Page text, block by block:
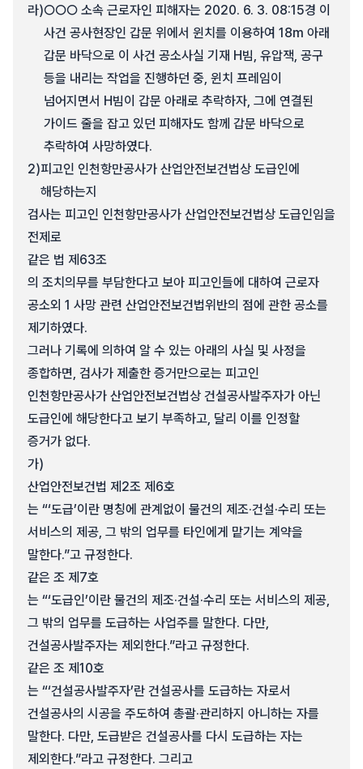
라)○○○ 소속 근로자인 피해자는 2020. 6. 3. 08:15경 이
사건 공사현장인 갑문 위에서 윈치를 이용하여 18m 아래
갑문 바닥으로 이 사건 공소사실 기재 H빔, 유압잭, 공구
등을 내리는 작업을 진행하던 중, 윈치 프레임이
넘어지면서 H빔이 갑문 아래로 추락하자, 그에 연결된
가이드 줄을 잡고 있던 피해자도 함께 갑문 바닥으로
추락하여 사망하였다.
2)피고인 인천항만공사가 산업안전보건법상 도급인에
해당하는지
검사는 피고인 인천항만공사가 산업안전보건법상 도급인임을
전제로
같은 법 제63조
의 조치의무를 부담한다고 보아 피고인들에 대하여 근로자
공소외 1 사망 관련 산업안전보건법위반의 점에 관한 공소를
제기하였다.
그러나 기록에 의하여 알 수 있는 아래의 사실 및 사정을
종합하면, 검사가 제출한 증거만으로는 피고인
인천항만공사가 산업안전보건법상 건설공사발주자가 아닌
도급인에 해당한다고 보기 부족하고, 달리 이를 인정할
증거가 없다.
가)
산업안전보건법 제2조 제6호
는 “‘도급’이란 명칭에 관계없이 물건의 제조·건설·수리 또는
서비스의 제공, 그 밖의 업무를 타인에게 맡기는 계약을
말한다.”고 규정한다.
같은 조 제7호
는 “‘도급인’이란 물건의 제조·건설·수리 또는 서비스의 제공,
그 밖의 업무를 도급하는 사업주를 말한다. 다만,
건설공사발주자는 제외한다.”라고 규정한다.
같은 조 제10호
는 “‘건설공사발주자’란 건설공사를 도급하는 자로서
건설공사의 시공을 주도하여 총괄·관리하지 아니하는 자를
말한다. 다만, 도급받은 건설공사를 다시 도급하는 자는
제외한다.”라고 규정한다. 그리고